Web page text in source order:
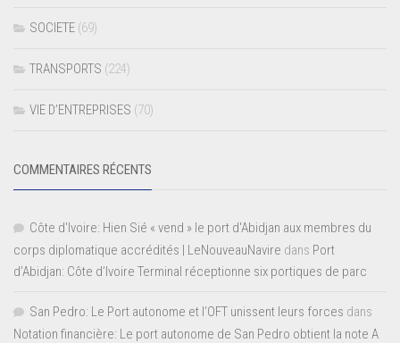
SOCIETE (69)
TRANSPORTS (224)
VIE D’ENTREPRISES (70)
COMMENTAIRES RÉCENTS
Côte d'Ivoire: Hien Sié « vend » le port d'Abidjan aux membres du
corps diplomatique accrédités | LeNouveauNavire dans Port
d’Abidjan: Côte d’Ivoire Terminal réceptionne six portiques de parc
San Pedro: Le Port autonome et l’OFT unissent leurs forces dans
Notation financière: Le port autonome de San Pedro obtient la note A